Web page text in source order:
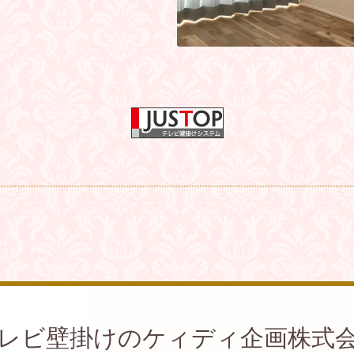
ビ壁掛けのケィディ企画株式